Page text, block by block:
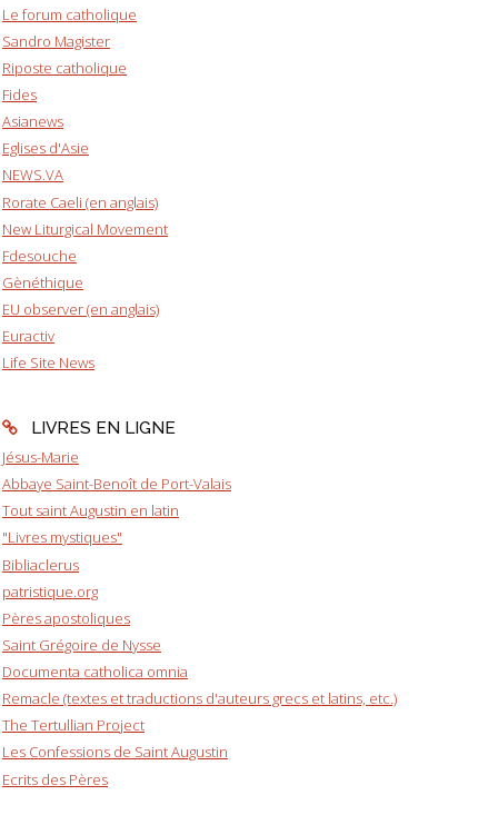
Le forum catholique
Sandro Magister
Riposte catholique
Fides
Asianews
Eglises d'Asie
NEWS.VA
Rorate Caeli (en anglais)
New Liturgical Movement
Fdesouche
Gènéthique
EU observer (en anglais)
Euractiv
Life Site News
LIVRES EN LIGNE
Jésus-Marie
Abbaye Saint-Benoît de Port-Valais
Tout saint Augustin en latin
"Livres mystiques"
Bibliaclerus
patristique.org
Pères apostoliques
Saint Grégoire de Nysse
Documenta catholica omnia
Remacle (textes et traductions d'auteurs grecs et latins, etc.)
The Tertullian Project
Les Confessions de Saint Augustin
Ecrits des Pères